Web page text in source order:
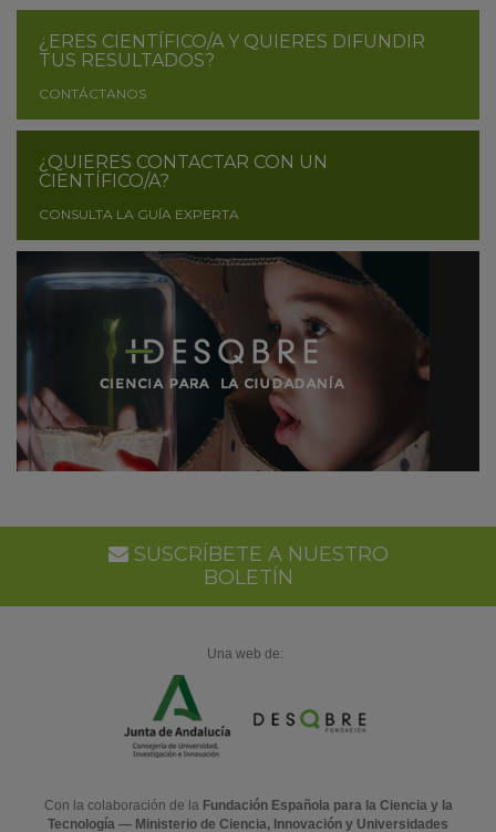
¿ERES CIENTÍFICO/A Y QUIERES DIFUNDIR
TUS RESULTADOS?
CONTÁCTANOS
¿QUIERES CONTACTAR CON UN
CIENTÍFICO/A?
CONSULTA LA GUÍA EXPERTA
SUSCRÍBETE A NUESTRO
BOLETÍN
Una web de:
Con la colaboración de la Fundación Española para la Ciencia y la
Tecnología — Ministerio de Ciencia, Innovación y Universidades